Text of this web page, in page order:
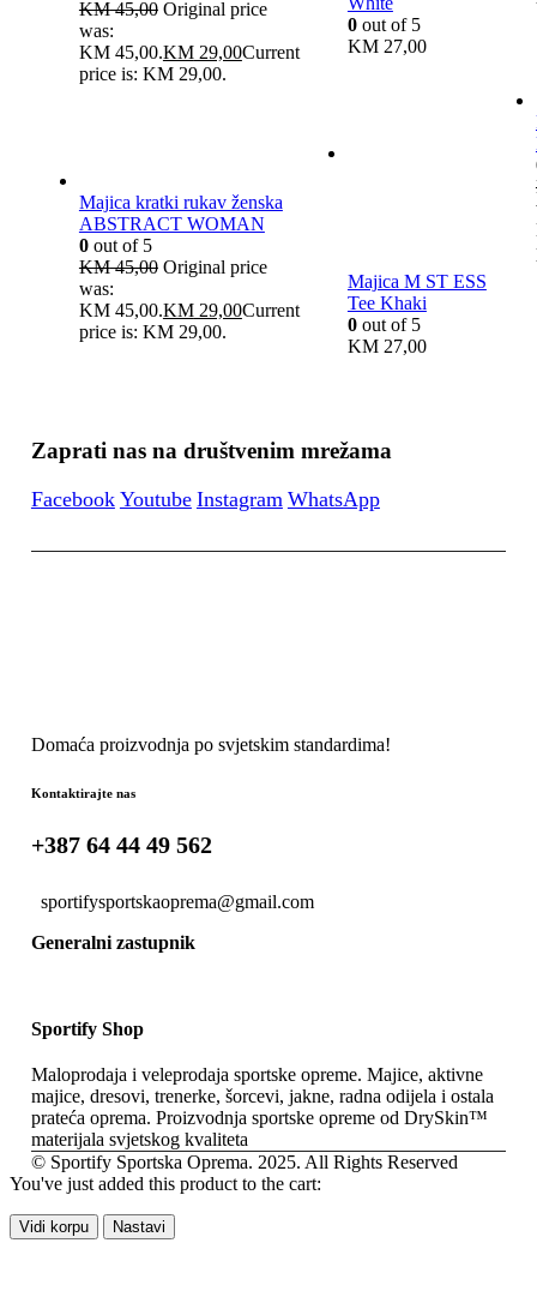
KM45,00 Original price
was:
KM 45,00.KM29,00Current
price is: KM 29,00.
Majica kratki rukav ženska
ABSTRACT WOMAN
0out of 5
KM45,00 Original price
was:
KM 45,00.KM29,00Current
price is: KM 29,00.
0out of 5
KM27,00
Majica M ST ESS
Tee Khaki
0out of 5
KM27,00
Zaprati nas na društvenim mrežama
Facebook Youtube Instagram WhatsApp
Domaća proizvodnja po svjetskim standardima!
Kontaktirajte nas
+387 64 44 49 562
sportifysportskaoprema@gmail.com
Generalni zastupnik
Sportify Shop
Maloprodaja i veleprodaja sportske opreme. Majice, aktivne
majice, dresovi, trenerke, šorcevi, jakne, radna odijela i ostala
prateća oprema. Proizvodnja sportske opreme od DrySkin™
materijala svjetskog kvaliteta
© Sportify Sportska Oprema. 2025. All Rights Reserved
You've just added this product to the cart:
Vidi korpu Nastavi